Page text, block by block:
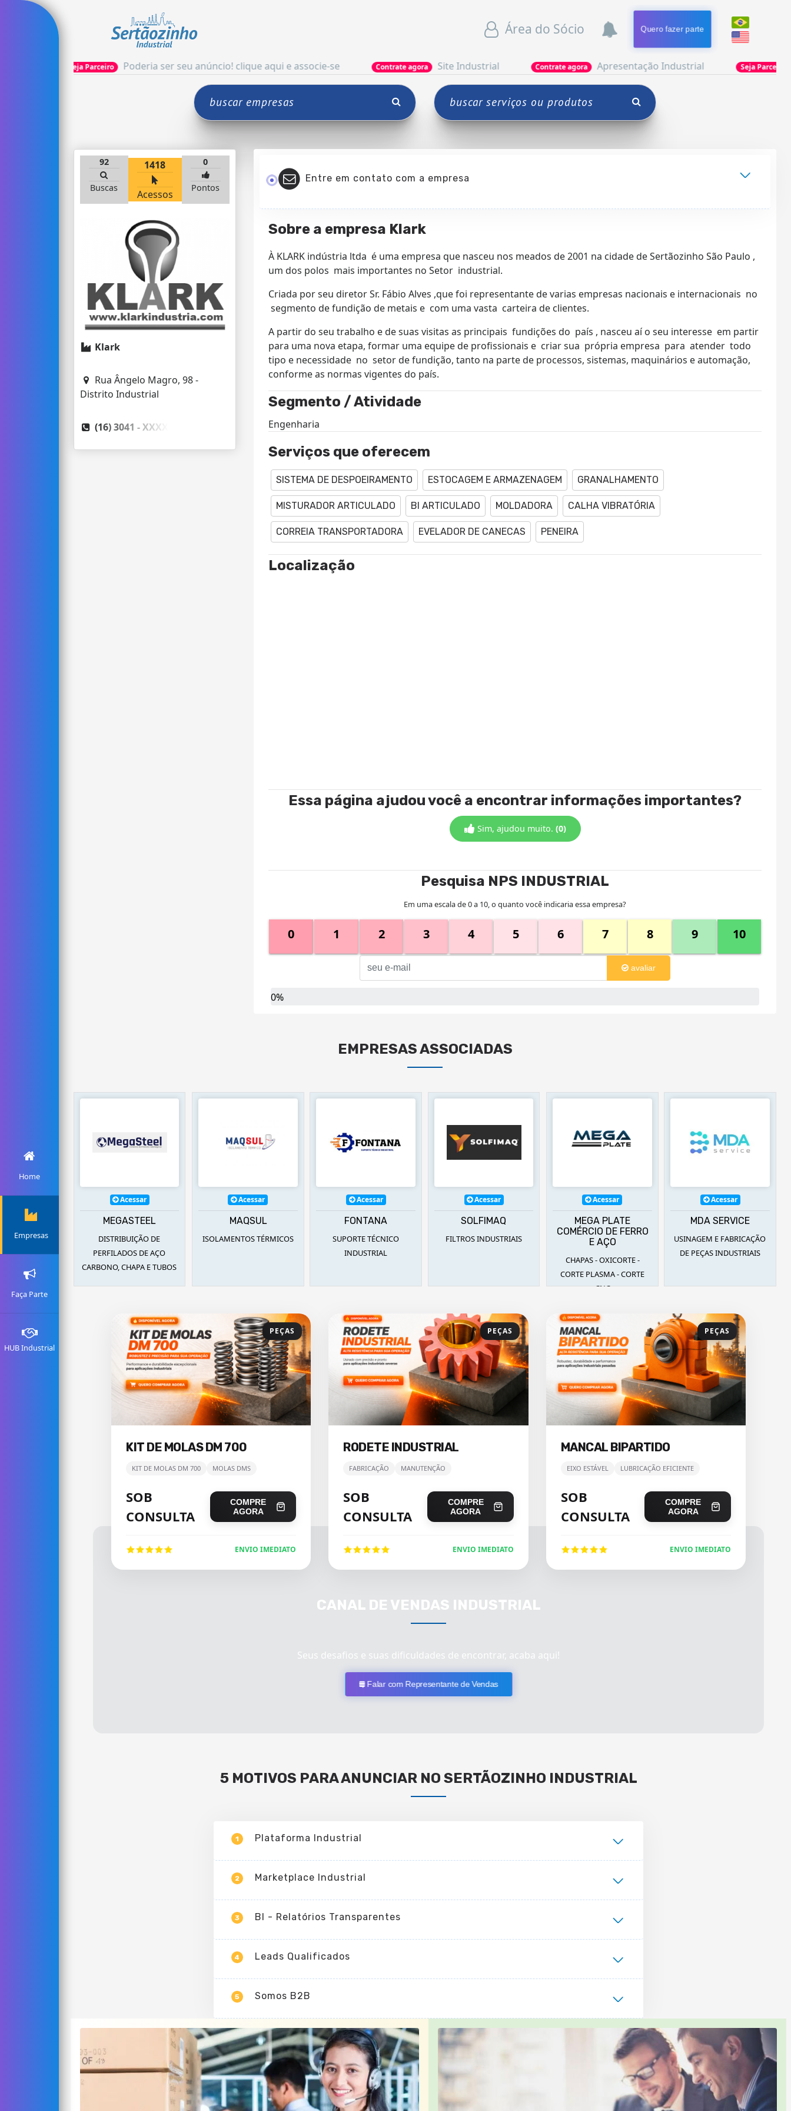
Área do Sócio Quero fazer parte
Home
Empresas
Faça Parte
HUB Industrial
Poderia ser seu anúncio! clique aqui e associe-se Contrate agora Site Industrial Contrate agora Apresentação Industrial Seja Parceiro Poderia
92
Buscas
1418
Acessos
0
Pontos
Klark
Rua Ângelo Magro, 98 -
Distrito Industrial
(16) 3041 -XXXX
Entre em contato com a empresa
Sobre a empresa Klark
À KLARK indústria ltda é uma empresa que nasceu nos meados de 2001 na cidade de Sertãozinho São Paulo ,
um dos polos mais importantes no Setor industrial.
Criada por seu diretor Sr. Fábio Alves ,que foi representante de varias empresas nacionais e internacionais no
segmento de fundição de metais e com uma vasta carteira de clientes.
A partir do seu trabalho e de suas visitas as principais fundições do país , nasceu aí o seu interesse em partir
para uma nova etapa, formar uma equipe de profissionais e criar sua própria empresa para atender todo
tipo e necessidade no setor de fundição, tanto na parte de processos, sistemas, maquinários e automação,
conforme as normas vigentes do país.
Segmento / Atividade
Engenharia
Serviços que oferecem
SISTEMA DE DESPOEIRAMENTO ESTOCAGEM E ARMAZENAGEM GRANALHAMENTO
MISTURADOR ARTICULADO BI ARTICULADO MOLDADORA CALHA VIBRATÓRIA
CORREIA TRANSPORTADORA EVELADOR DE CANECAS PENEIRA
Localização
Essa página ajudou você a encontrar informações importantes?
Sim, ajudou muito. (0)
Pesquisa NPS INDUSTRIAL
Em uma escala de 0 a 10, o quanto você indicaria essa empresa?
0 1 2 3 4 5 6 7 8 9 10
avaliar
0%
EMPRESAS ASSOCIADAS
TÉRMICOS,
LOCAÇAO DE
E
Acessar
MEGASTEEL
DISTRIBUIÇÃO DE
PERFILADOS DE AÇO
CARBONO, CHAPA E TUBOS
Acessar
MAQSUL
ISOLAMENTOS TÉRMICOS
Acessar
FONTANA
SUPORTE TÉCNICO
INDUSTRIAL
Acessar
SOLFIMAQ
FILTROS INDUSTRIAIS
Acessar
MEGA PLATE
COMÉRCIO DE FERRO
E AÇO
CHAPAS - OXICORTE -
CORTE PLASMA - CORTE
CNC
Acessar
MDA SERVICE
USINAGEM E FABRICAÇÃO
DE PEÇAS INDUSTRIAIS
PEÇAS
KIT DE MOLAS DM 700
KIT DE MOLAS DM 700 MOLAS DMS
SOB
CONSULTA
COMPRE
AGORA
ENVIO IMEDIATO
PEÇAS
RODETE INDUSTRIAL
FABRICAÇÃO MANUTENÇÃO
SOB
CONSULTA
COMPRE
AGORA
ENVIO IMEDIATO
PEÇAS
MANCAL BIPARTIDO
EIXO ESTÁVEL LUBRICAÇÃO EFICIENTE
SOB
CONSULTA
COMPRE
AGORA
ENVIO IMEDIATO
CANAL DE VENDAS INDUSTRIAL
Seus desafios e suas dificuldades de encontrar, acaba aqui!
Falar com Representante de Vendas
5 MOTIVOS PARA ANUNCIAR NO SERTÃOZINHO INDUSTRIAL
1 Plataforma Industrial
2 Marketplace Industrial
3 BI - Relatórios Transparentes
4 Leads Qualificados
5 Somos B2B